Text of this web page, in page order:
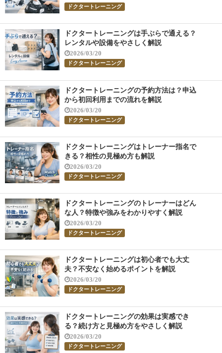
ドクタートレーニング
ドクタートレーニングは手ぶらで通える？
レンタルや設備をやさしく解説
2026/03/20
ドクタートレーニング
ドクタートレーニングの予約方法は？申込
から初回利用までの流れを解説
2026/03/20
ドクタートレーニング
ドクタートレーニングはトレーナー指名で
きる？相性の見極め方も解説
2026/03/20
ドクタートレーニング
ドクタートレーニングのトレーナーはどん
な人？特徴や強みをわかりやすく解説
2026/03/20
ドクタートレーニング
ドクタートレーニングは初心者でも大丈
夫？不安なく始めるポイントを解説
2026/03/20
ドクタートレーニング
ドクタートレーニングの効果は実感でき
る？続け方と見極め方をやさしく解説
2026/03/20
ドクタートレーニング